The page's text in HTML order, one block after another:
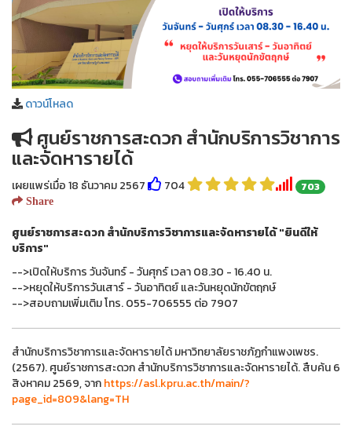
ดาวน์โหลด
ศูนย์ราชการสะดวก สำนักบริการวิชาการ
และจัดหารายได้
เผยแพร่เมื่อ 18 ธันวาคม 2567 704 703
Share
ศูนย์ราชการสะดวก สำนักบริการวิชาการและจัดหารายได้ "ยินดีให้
บริการ"
-->เปิดให้บริการ วันจันทร์ - วันศุกร์ เวลา 08.30 - 16.40 น.
-->หยุดให้บริการวันเสาร์ - วันอาทิตย์ และวันหยุดนักขัตฤกษ์
-->สอบถามเพิ่มเติม โทร. 055-706555 ต่อ 7907
สำนักบริการวิชาการและจัดหารายได้ มหาวิทยาลัยราชภัฏกำแพงเพชร.
(2567). ศูนย์ราชการสะดวก สำนักบริการวิชาการและจัดหารายได้. สืบค้น 6
สิงหาคม 2569, จากhttps://asl.kpru.ac.th/main/?
page_id=809&lang=TH